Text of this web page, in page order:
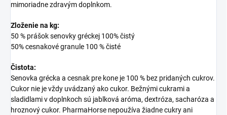
mimoriadne zdravým doplnkom.
Zloženie na kg:
50 % prášok senovky gréckej 100% čistý
50% cesnakové granule 100 % čisté
Čistota:
Senovka grécka a cesnak pre kone je 100 % bez pridaných cukrov.
Cukor nie je vždy uvádzaný ako cukor. Bežnými cukrami a
sladidlami v doplnkoch sú jablková aróma, dextróza, sacharóza a
hroznový cukor. PharmaHorse nepoužíva žiadne cukry ani